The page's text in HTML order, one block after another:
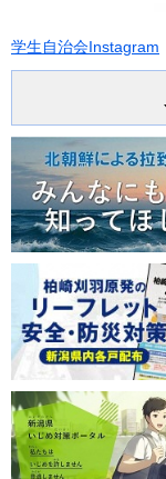
学生自治会Instagram